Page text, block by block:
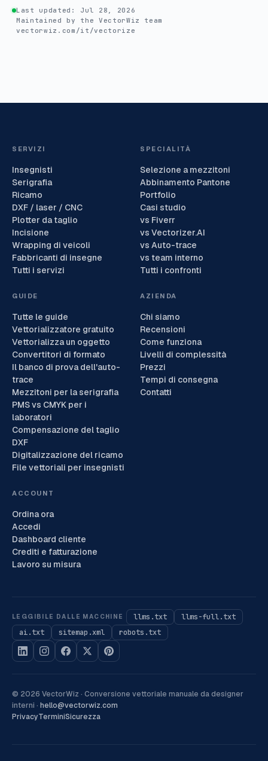
Last updated: Jul 28, 2026
Maintained by the VectorWiz team
vectorwiz.com/it/vectorize
SERVIZI
Insegnisti
Serigrafia
Ricamo
DXF / laser / CNC
Plotter da taglio
Incisione
Wrapping di veicoli
Fabbricanti di insegne
Tutti i servizi
SPECIALITÀ
Selezione a mezzitoni
Abbinamento Pantone
Portfolio
Casi studio
vs Fiverr
vs Vectorizer.AI
vs Auto-trace
vs team interno
Tutti i confronti
GUIDE
Tutte le guide
Vettorializzatore gratuito
Vettorializza un oggetto
Convertitori di formato
Il banco di prova dell'auto-
trace
Mezzitoni per la serigrafia
PMS vs CMYK per i
laboratori
Compensazione del taglio
DXF
Digitalizzazione del ricamo
File vettoriali per insegnisti
AZIENDA
Chi siamo
Recensioni
Come funziona
Livelli di complessità
Prezzi
Tempi di consegna
Contatti
ACCOUNT
Ordina ora
Accedi
Dashboard cliente
Crediti e fatturazione
Lavoro su misura
LEGGIBILE DALLE MACCHINE llms.txt
llms-full.txt
ai.txt
sitemap.xml robots.txt
© 2026 VectorWiz · Conversione vettoriale manuale da designer
interni · hello@vectorwiz.com
PrivacyTerminiSicurezza